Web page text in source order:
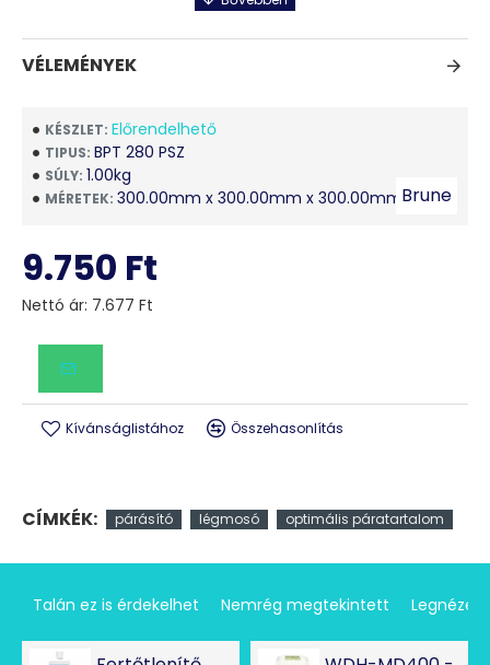
VÉLEMÉNYEK
KÉSZLET: Előrendelhető
TIPUS: BPT 280 PSZ
SÚLY: 1.00kg
MÉRETEK: 300.00mm x 300.00mm x 300.00mm Brune
9.750 Ft
Nettó ár: 7.677 Ft
Kívánságlistához Összehasonlítás
CÍMKÉK: párásító légmosó optimális páratartalom
Talán ez is érdekelhet Nemrég megtekintett